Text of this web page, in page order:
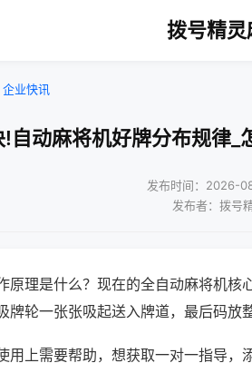
拨号精灵
企业快讯
自动麻将机好牌分布规律
发布时间：2026-
发布者：拨号
原理是什么？现在的全自动麻将机核
牌轮一张张吸起送入牌道，最后码放
用上需要帮助，想获取一对一指导，